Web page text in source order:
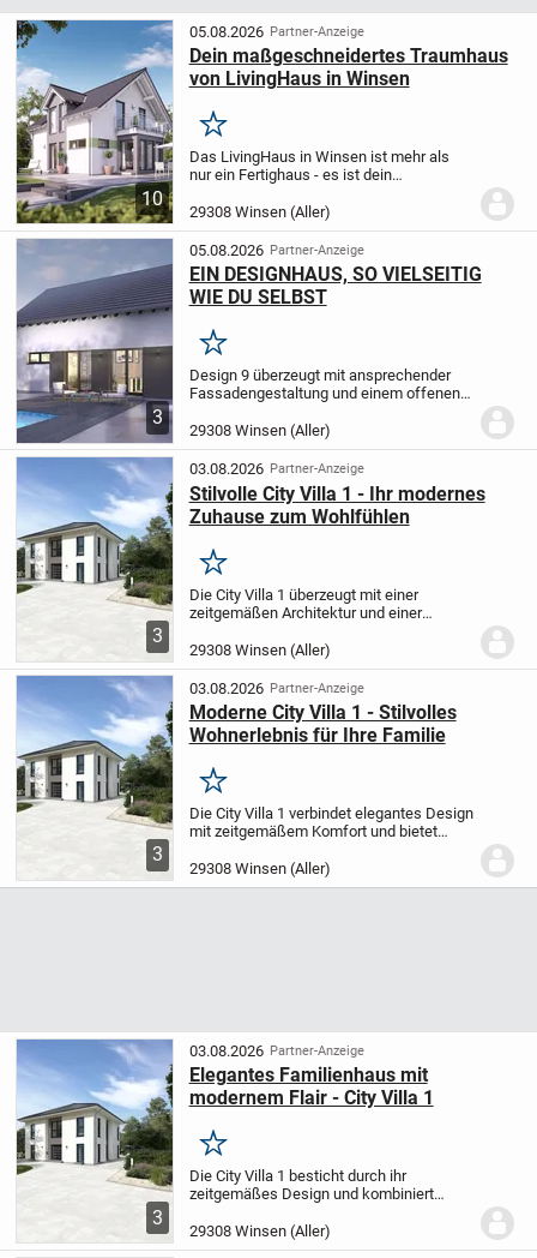
10
05.08.2026 Partner-Anzeige
Dein maßgeschneidertes Traumhaus
von LivingHaus in Winsen
Merken
Das LivingHaus in Winsen ist mehr als
nur ein Fertighaus - es ist dein
deinen individuellen Wünschen und
Vorstellungen gestaltet wird. Mit einer
großzügigen...
29308 Winsen (Aller)
3
05.08.2026 Partner-Anzeige
EIN DESIGNHAUS, SO VIELSEITIG
WIE DU SELBST
Merken
Design 9 überzeugt mit ansprechender
Fassadengestaltung und einem offenen
Eingangsbereich mit Dusch-WC und
Hauswirtschaftsraum vom restlichen
Wohnbereich geschickt...
29308 Winsen (Aller)
3
03.08.2026 Partner-Anzeige
Stilvolle City Villa 1 - Ihr modernes
Zuhause zum Wohlfühlen
Merken
Die City Villa 1 überzeugt mit einer
zeitgemäßen Architektur und einer
großzügige, offen gestaltete Wohn- und
Essbereich ist der perfekte Ort für
gesellige Zusammenkünft...
29308 Winsen (Aller)
3
03.08.2026 Partner-Anzeige
Moderne City Villa 1 - Stilvolles
Wohnerlebnis für Ihre Familie
Merken
Die City Villa 1 verbindet elegantes Design
mit zeitgemäßem Komfort und bietet
offene Wohn- und Essbereich schenkt
Ihnen viel Raum für gemeinsame
29308 Winsen (Aller)
3
03.08.2026 Partner-Anzeige
Elegantes Familienhaus mit
modernem Flair - City Villa 1
Merken
Die City Villa 1 besticht durch ihr
zeitgemäßes Design und kombiniert
Maß an Wohnkomfort - optimal für
Familien mit gehobenen Ansprüchen. Im
29308 Winsen (Aller)